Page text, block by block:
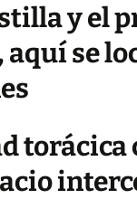
y el
se